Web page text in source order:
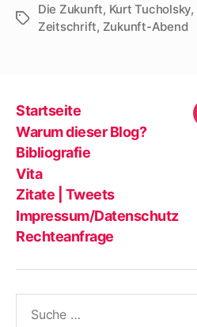
Schlagwörter
Die Zukunft, Kurt Tucholsky,
Zeitschrift, Zukunft-Abend
Startseite
Warum dieser Blog?
Bibliografie
Vita
Zitate | Tweets
Impressum/Datenschutz
Rechteanfrage
nach: